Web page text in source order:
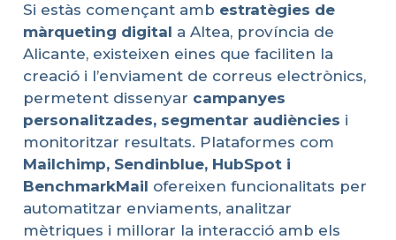
Si estàs començant amb estratègies de
màrqueting digital a Altea, província de
Alicante, existeixen eines que faciliten la
creació i l’enviament de correus electrònics,
permetent dissenyar campanyes
personalitzades, segmentar audiències i
monitoritzar resultats. Plataformes com
Mailchimp, Sendinblue, HubSpot i
BenchmarkMail ofereixen funcionalitats per
automatitzar enviaments, analitzar
mètriques i millorar la interacció amb els